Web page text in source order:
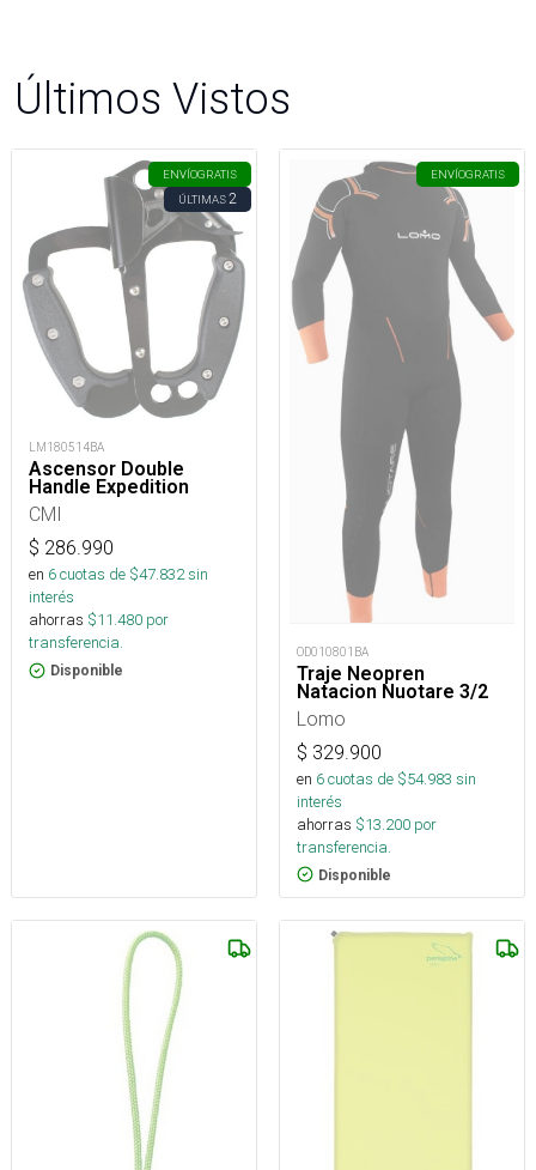
Últimos Vistos
ENVÍOGRATIS
ÚLTIMAS2
LM180514BA
Ascensor Double
Handle Expedition
CMI
$ 286.990
en 6cuotas de $47.832sin
interés
ahorras $11.480 por
transferencia.
Disponible
ENVÍOGRATIS
OD010801BA
Traje Neopren
Natacion Nuotare 3/2
Lomo
$ 329.900
en 6cuotas de $54.983 sin
interés
ahorras $13.200 por
transferencia.
Disponible